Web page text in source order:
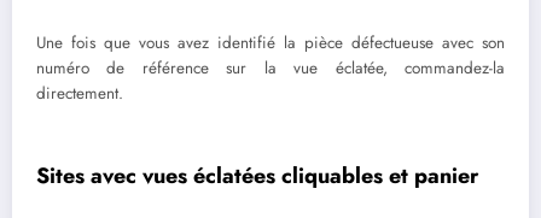
Une fois que vous avez identifié la pièce défectueuse avec son
numéro de référence sur la vue éclatée, commandez-la
directement.
Sites avec vues éclatées cliquables et panier